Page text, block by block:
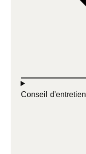
Conseil d'entretien